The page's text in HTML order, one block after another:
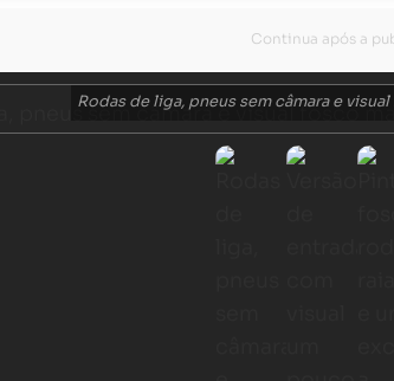
Rodas de liga, pneus sem câmara e